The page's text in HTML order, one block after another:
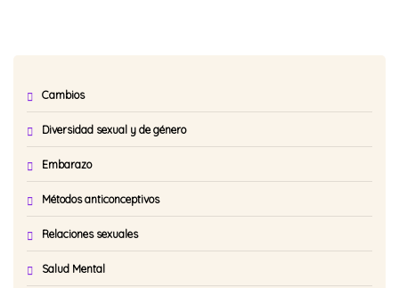
Cambios
Diversidad sexual y de género
Embarazo
Métodos anticonceptivos
Relaciones sexuales
Salud Mental